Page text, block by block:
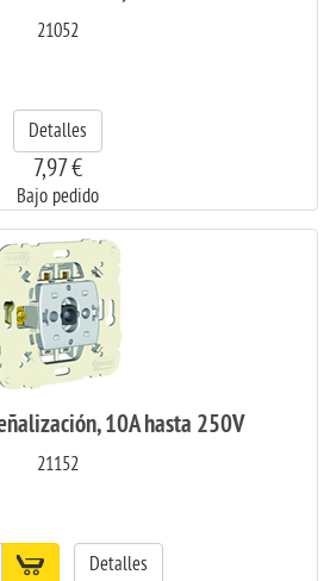
21052
Detalles
7,97 €
Bajo pedido
10A hasta 250V
21152
Detalles